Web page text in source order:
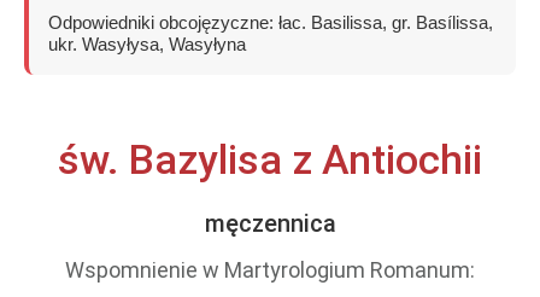
Odpowiedniki obcojęzyczne: łac. Basilissa, gr. Basílissa,
ukr. Wasyłysa, Wasyłyna
św. Bazylisa z Antiochii
męczennica
Wspomnienie w Martyrologium Romanum: